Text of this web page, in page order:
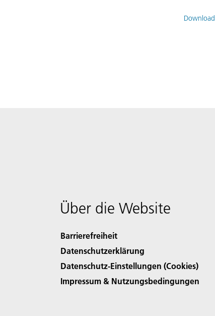
Download
Über die Website
Barrierefreiheit
Datenschutzerklärung
Datenschutz-Einstellungen (Cookies)
Impressum & Nutzungsbedingungen